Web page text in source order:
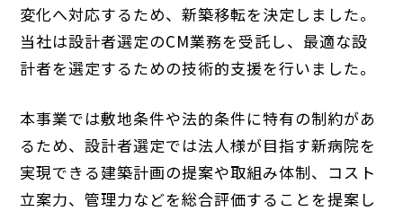
変化へ対応するため、新築移転を決定しました。
当社は設計者選定のCM業務を受託し、最適な設
計者を選定するための技術的支援を行いました。
本事業では敷地条件や法的条件に特有の制約があ
るため、設計者選定では法人様が目指す新病院を
実現できる建築計画の提案や取組み体制、コスト
立案力、管理力などを総合評価することを提案し